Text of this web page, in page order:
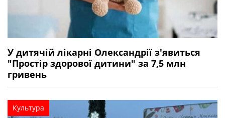
У дитячій лікарні Олександрії з'явиться
"Простір здорової дитини" за 7,5 млн
гривень
Культура